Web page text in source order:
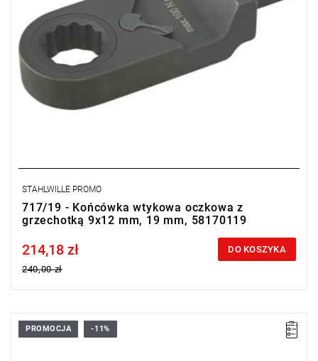
STAHLWILLE PROMO
717/19 - Końcówka wtykowa oczkowa z
grzechotką 9x12 mm, 19 mm, 58170119
Price tax included
214,18 zł
240,00 zł
DO KOSZYKA
PROMOCJA -11%